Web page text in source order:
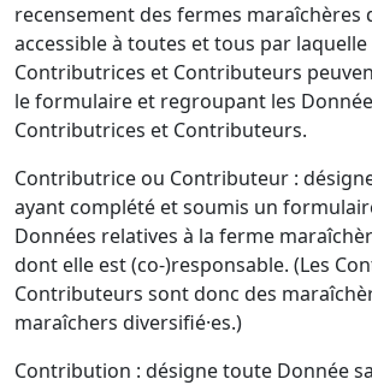
recensement des fermes maraîchères
accessible à toutes et tous par laquelle
Contributrices et Contributeurs
le formulaire et regroupant les
Contributrices et Contributeurs.
Contributrice ou Contributeur :
ayant complété et soumis un
Données relatives à la ferme
dont elle est (co-)responsable. (Les
Contributeurs sont donc des
maraîchers diversifié·es.)
Contribution : désigne toute Donnée